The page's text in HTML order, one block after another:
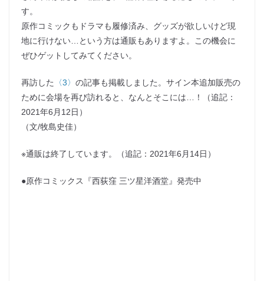
す。
原作コミックもドラマも履修済み、グッズが欲しいけど現
地に行けない…という方は通販もありますよ。この機会に
ぜひゲットしてみてください。
再訪した 〈3〉 の記事も掲載しました。サイン本追加販売の
ために会場を再び訪れると、なんとそこには…！（追記：
2021年6月12日）
（文/牧島史佳）
※通販は終了しています。（追記：2021年6月14日）
●原作コミックス『西荻窪 三ツ星洋酒堂』発売中